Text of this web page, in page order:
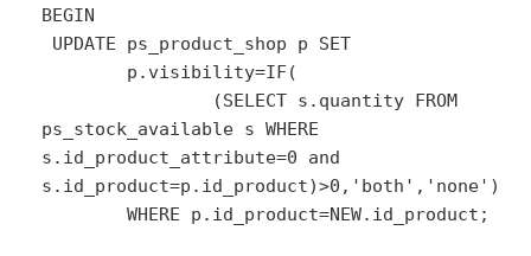
BEGIN
ps_stock_available s WHERE
s.id_product_attribute=0 and
s.id_product=p.id_product)>0,'both','none')